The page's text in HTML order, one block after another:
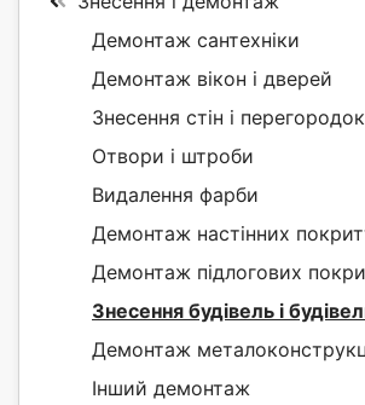
Демонтаж сантехніки
Демонтаж вікон і дверей
Знесення стін і перегородок
Отвори і штроби
Видалення фарби
Демонтаж настінних
Демонтаж підлогових
Знесення будівель і
Демонтаж
Інший демонтаж